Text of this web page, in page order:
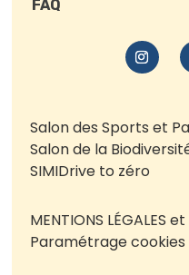
FAQ
Salon des Sports et
Salon de la
SIMIDrive to zéro
MENTIONS LÉGALES
Paramétrage cookies